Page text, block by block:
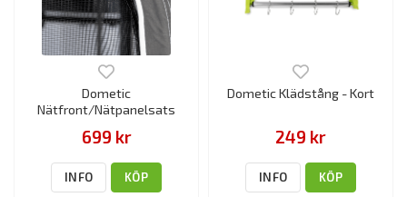
Dometic
Nätfront/Nätpanelsats
699 kr
INFO KÖP
Dometic Klädstång - Kort
249 kr
INFO KÖP